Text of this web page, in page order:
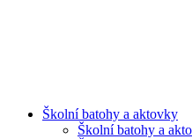
Školní batohy a aktovky
Školní batohy a